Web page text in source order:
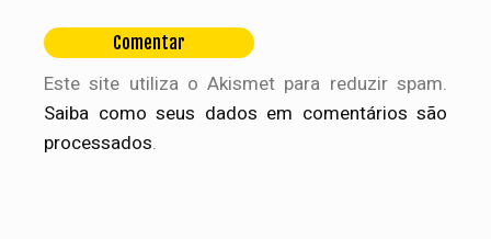
Este site utiliza o Akismet para reduzir spam.
Saiba como seus dados em comentários são
processados.